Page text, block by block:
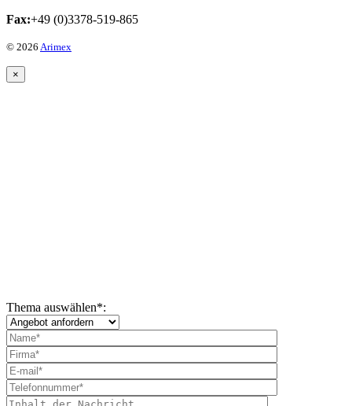
Fax:+49 (0)3378-519-865
© 2026 Arimex
×
Thema auswählen*: